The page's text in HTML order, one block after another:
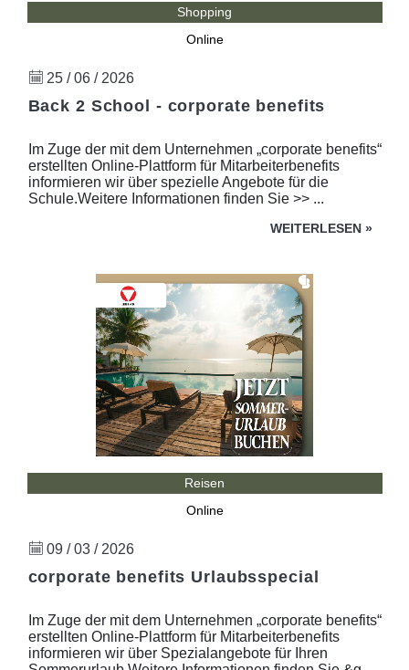
Shopping
Online
25 / 06 / 2026
Back 2 School - corporate benefits
Im Zuge der mit dem Unternehmen „corporate benefits“
erstellten Online-Plattform für Mitarbeiterbenefits
informieren wir über spezielle Angebote für die
Schule.Weitere Informationen finden Sie >> ...
WEITERLESEN »
Reisen
Online
09 / 03 / 2026
corporate benefits Urlaubsspecial
Im Zuge der mit dem Unternehmen „corporate benefits“
erstellten Online-Plattform für Mitarbeiterbenefits
informieren wir über Spezialangebote für Ihren